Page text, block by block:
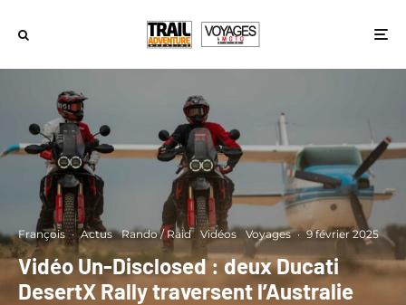
François · Actus Rando / Raid Vidéos Voyages · 9 février 2025
Vidéo Un-Disclosed : deux Ducati
DesertX Rally traversent l’Australie